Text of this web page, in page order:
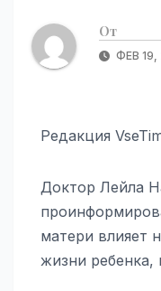
От
ФЕВ 19,
Редакция
Доктор Лейла
матери влияет
жизни